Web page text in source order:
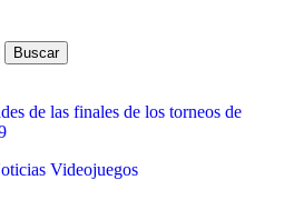
Buscar
de las finales de los torneos de
Videojuegos